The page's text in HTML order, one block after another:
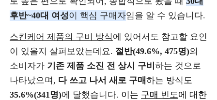
후반~40대 여성이 핵심 구매자임을 알 수 있습니다.
스킨케어 제품의 구비 방식에 있어서도 참고할 요인
이 있을지 살펴보았는데요. 절반(49.6%, 475명)의
소비자가 기존 제품 소진 전 상시 구비 하는 것으로
나타났으며, 다 쓰고 나서 새로 구매 하는 방식도
35.6%(341명)에 달했습니다. 이는 구매 빈도에 대한